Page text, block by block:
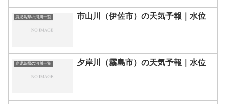
鹿児島県の河川一覧 市山川（伊佐市）の天気予報｜水位
鹿児島県の河川一覧 夕岸川（霧島市）の天気予報｜水位